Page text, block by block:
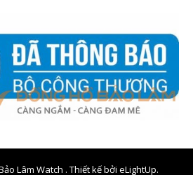
Lâm Watch . Thiết kế bởi eLightUp.